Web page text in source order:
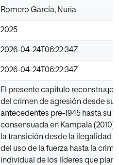
Romero García, Nuria
2025
2026-04-24T06:22:34Z
2026-04-24T06:22:34Z
El presente capítulo reconstruye
del crimen de agresión desde sus
antecedentes pre-1945 hasta su
consensuada en Kampala
la transición desde la ilegalidad
del uso de la fuerza hasta la
individual de los líderes que